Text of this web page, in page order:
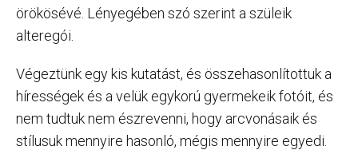
örökösévé. Lényegében szó szerint a szüleik
alteregói.
Végeztünk egy kis kutatást, és összehasonlítottuk a
hírességek és a velük egykorú gyermekeik fotóit, és
nem tudtuk nem észrevenni, hogy arcvonásaik és
stílusuk mennyire hasonló, mégis mennyire egyedi.